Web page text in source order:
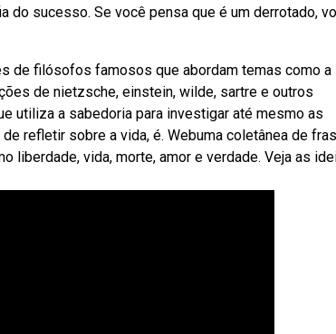
do sucesso. Se você pensa que é um derrotado,
de filósofos famosos que abordam temas como a
de nietzsche, einstein, wilde, sartre e outros
utiliza a sabedoria para investigar até mesmo as
refletir sobre a vida, é. Webuma coletânea de
liberdade, vida, morte, amor e verdade. Veja as